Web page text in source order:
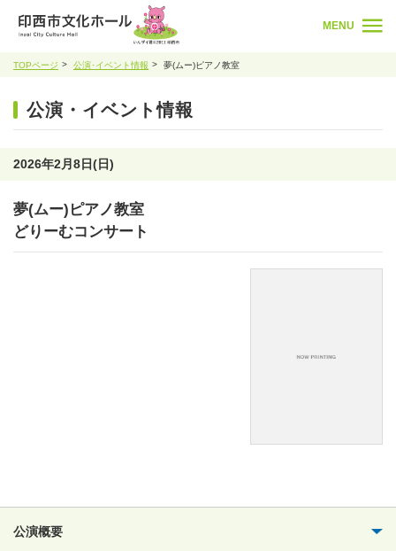
MENU
TOPページ 公演･イベント情報 夢(ムー)ピアノ教室
公演・イベント情報
2026年2月8日(日)
夢(ムー)ピアノ教室
どりーむコンサート
公演概要